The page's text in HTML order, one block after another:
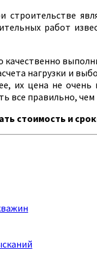
строительстве
работ
качественно
нагрузки и
их цена не
все правильно,
стоимость и